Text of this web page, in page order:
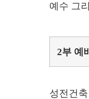
예수 그
2부 예
성전건